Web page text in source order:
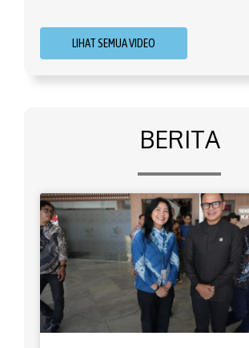
LIHAT SEMUA VIDEO
BERITA